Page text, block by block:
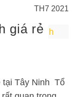
TH7 2021
giá rẻ
tại Tây Ninh Tổ